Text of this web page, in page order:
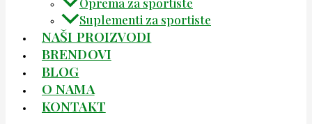
Suplementi za sportiste
NAŠI PROIZVODI
BRENDOVI
BLOG
O NAMA
KONTAKT